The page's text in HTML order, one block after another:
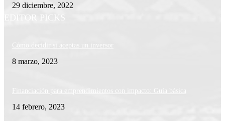
29 diciembre, 2022
EDITOR PICKS
Cómo decidir si aceptas un inversor
8 marzo, 2023
Financiación para emprendimientos con impacto: Guía básica
14 febrero, 2023